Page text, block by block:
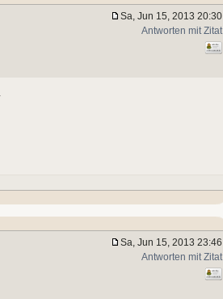
Sa, Jun 15, 2013 20:30
Antworten mit Zitat
Sa, Jun 15, 2013 23:46
Antworten mit Zitat